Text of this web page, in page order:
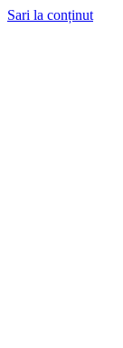
Sari la conținut